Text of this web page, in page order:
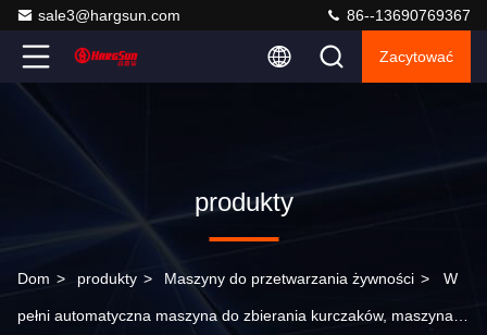
sale3@hargsun.com 86--13690769367
Zacytować
produkty
Dom > produkty > Maszyny do przetwarzania żywności > W
pełni automatyczna maszyna do zbierania kurczaków, maszyna